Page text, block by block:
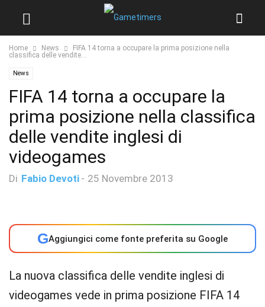
Home News
FIFA 14 torna a occupare la prima posizione nella
classifica delle vendite...
News
FIFA 14 torna a occupare la
prima posizione nella classifica
delle vendite inglesi di
videogames
Di Fabio Devoti - 25 Novembre 2013
GAggiungici come fonte preferita su Google
La nuova classifica delle vendite inglesi di
videogames vede in prima posizione FIFA 14